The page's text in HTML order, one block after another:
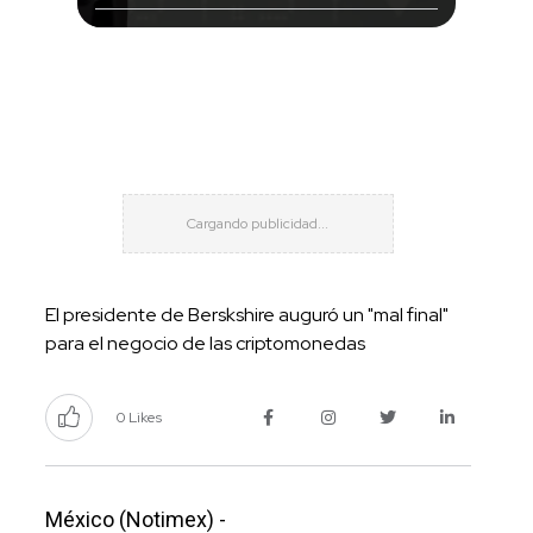
El presidente de Berskshire auguró un "mal final"
para el negocio de las criptomonedas
0 Likes
México (Notimex) -